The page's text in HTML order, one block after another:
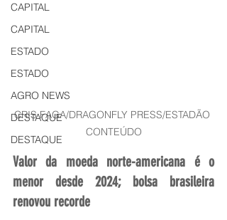
CAPITAL
CAPITAL
ESTADO
ESTADO
AGRO NEWS
DESTAQUE
DESTAQUE
CRIS FAGA/DRAGONFLY PRESS/ESTADÃO
CONTEÚDO
Valor da moeda norte-americana é o
menor desde 2024; bolsa brasileira
renovou recorde